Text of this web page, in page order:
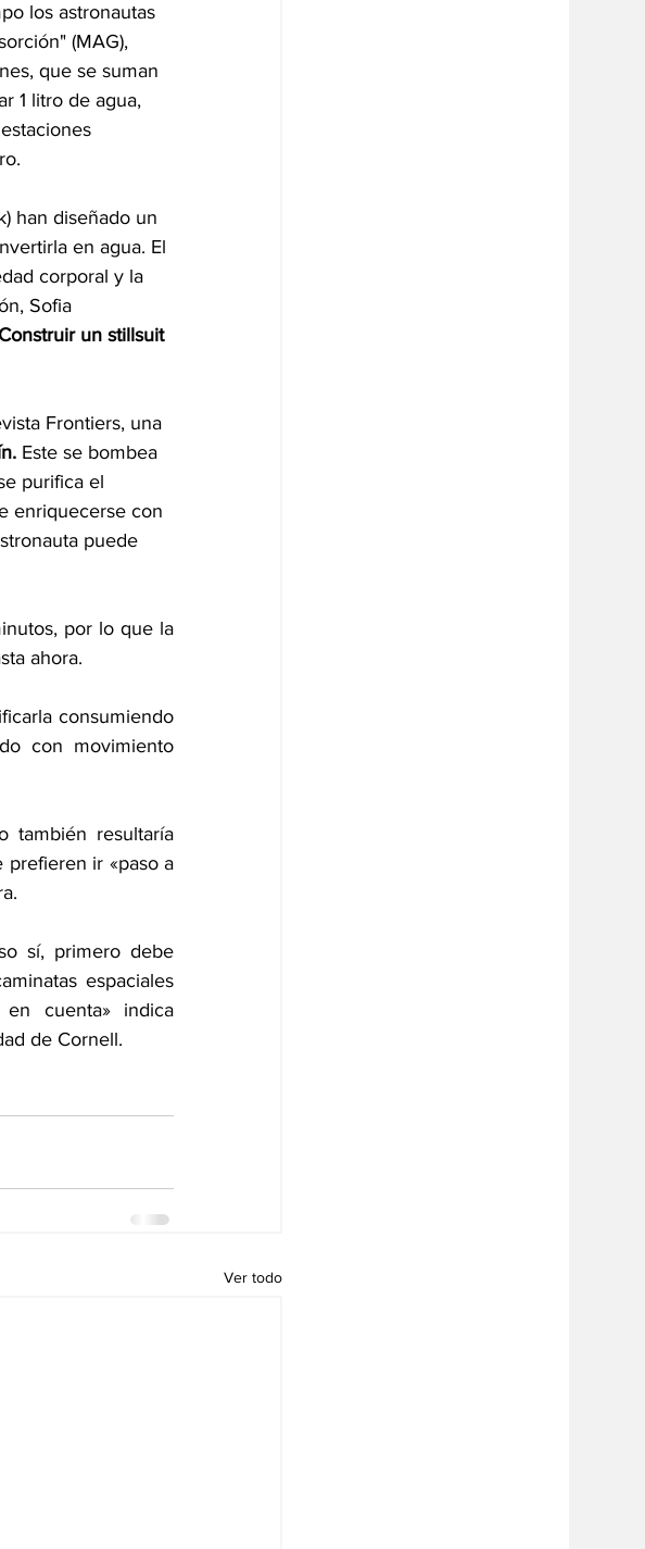
los astronautas
(MAG),
que se suman
1 litro de agua,
han diseñado un
en agua. El
corporal y la
Sofia
un stillsuit
Frontiers, una
Este se bombea
purifica el
enriquecerse con
puede
por lo que la
ahora.
consumiendo
con movimiento
también resultaría
prefieren ir «paso a
sí, primero debe
espaciales
cuenta» indica
de Cornell.
Ver todo